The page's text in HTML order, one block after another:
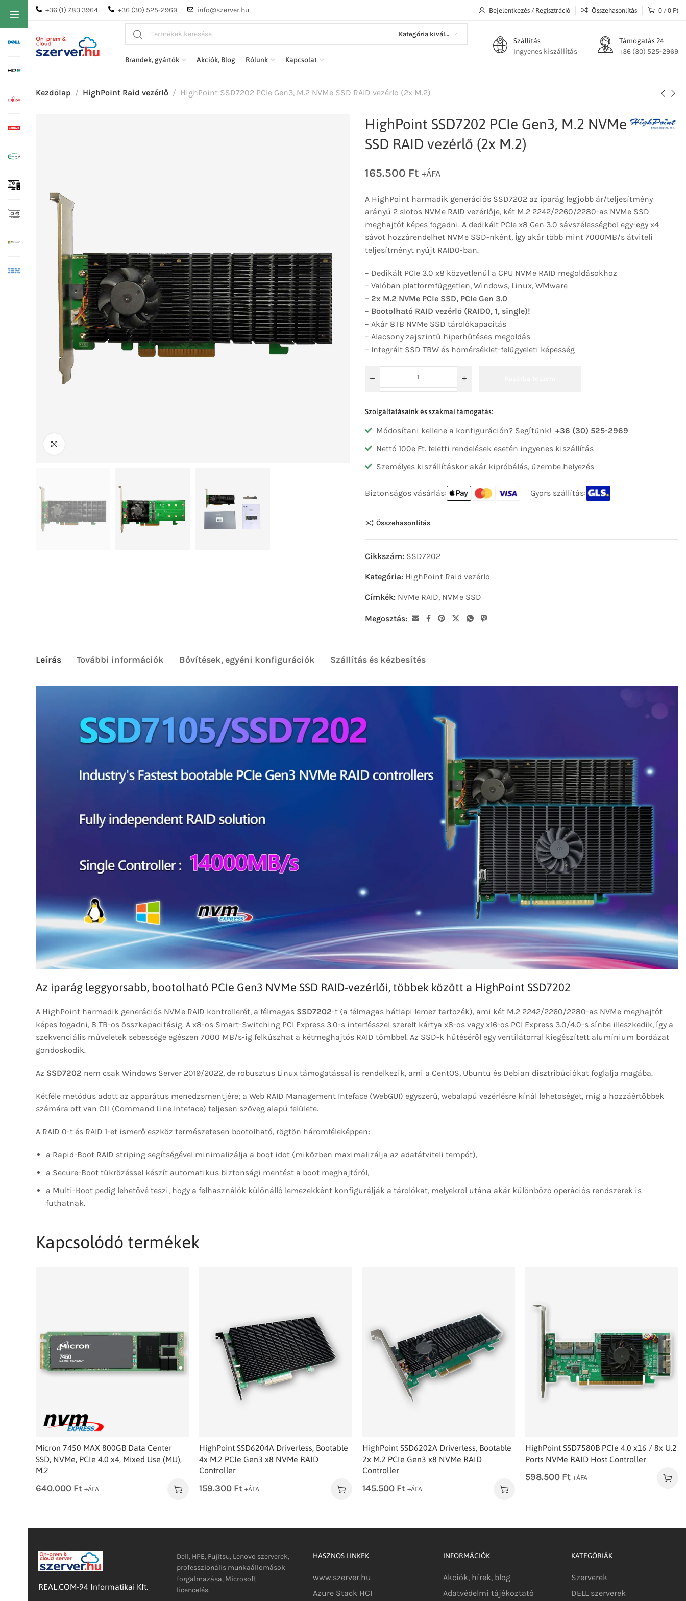
+36 (1) 783 3964 +36 (30) 525-2969 info@szerver.hu Bejelentkezés / Regisztráció Összehasonlítás 0 / 0 Ft
Kategória kiválasztása
Brandek, gyártók Akciók, Blog Rólunk Kapcsolat
Szállítás
Ingyenes kiszállítás
Támogatás 24
+36 (30) 525-2969
Kezdőlap HighPoint Raid vezérlő HighPoint SSD7202 PCIe Gen3, M.2 NVMe SSD RAID vezérlő (2x M.2)
HighPoint SSD7202 PCIe Gen3, M.2 NVMe
SSD RAID vezérlő (2x M.2)
165.500 Ft +ÁFA
A HighPoint harmadik generációs SSD7202 az iparág legjobb ár/teljesítmény
arányú 2 slotos NVMe RAID vezérlője, két M.2 2242/2260/2280-as NVMe SSD
meghajtót képes fogadni. A dedikált PCIe x8 Gen 3.0 sávszélességből egy-egy x4
sávot hozzárendelhet NVMe SSD-nként, Így akár több mint 7000MB/s átviteli
teljesítményt nyújt RAID0-ban.
– Dedikált PCIe 3.0 x8 közvetlenül a CPU NVMe RAID megoldásokhoz
– Valóban platformfüggetlen, Windows, Linux, WMware
– 2x M.2 NVMe PCIe SSD, PCIe Gen 3.0
– Bootolható RAID vezérlő (RAID0, 1, single)!
– Akár 8TB NVMe SSD tárolókapacitás
– Alacsony zajszintű hiperhűtéses megoldás
– Integrált SSD TBW és hőmérséklet-felügyeleti képesség
Szolgáltatásaink és szakmai támogatás:
Módosítani kellene a konfiguráción? Segítünk! +36 (30) 525-2969
Nettó 100e Ft. feletti rendelések esetén ingyenes kiszállítás
Személyes kiszállításkor akár kipróbálás, üzembe helyezés
Biztonságos vásárlás: Gyors szállítás:
Összehasonlítás
Cikkszám: SSD7202
Kategória: HighPoint Raid vezérlő
Címkék: NVMe RAID, NVMe SSD
Megosztás:
Leírás További információk Bővítések, egyéni konfigurációk Szállítás és kézbesítés
Az iparág leggyorsabb, bootolható PCIe Gen3 NVMe SSD RAID-vezérlői, többek között a HighPoint SSD7202
A HighPoint harmadik generációs NVMe RAID kontrollerét, a félmagas SSD7202-t (a félmagas hátlapi lemez tartozék), ami két M.2 2242/2260/2280-as NVMe meghajtót
képes fogadni, 8 TB-os összkapacitásig. A x8-os Smart-Switching PCI Express 3.0-s interfésszel szerelt kártya x8-os vagy x16-os PCI Express 3.0/4.0-s sínbe illeszkedik, így a
szekvenciális műveletek sebessége egészen 7000 MB/s-ig felkúszhat a kétmeghajtós RAID tömbbel. Az SSD-k hűtéséről egy ventilátorral kiegészített alumínium bordázat
gondoskodik.
Az SSD7202 nem csak Windows Server 2019/2022, de robusztus Linux támogatással is rendelkezik, ami a CentOS, Ubuntu és Debian disztribúciókat foglalja magába.
Kétféle metódus adott az apparátus menedzsmentjére; a Web RAID Management Inteface (WebGUI) egyszerű, webalapú vezérlésre kínál lehetőséget, míg a hozzáértőbbek
számára ott van CLI (Command Line Inteface) teljesen szöveg alapú felülete.
A RAID 0-t és RAID 1-et ismerő eszköz természetesen bootolható, rögtön háromféleképpen:
a Rapid-Boot RAID striping segítségével minimalizálja a boot időt (miközben maximalizálja az adatátviteli tempót),
a Secure-Boot tükrözéssel készít automatikus biztonsági mentést a boot meghajtóról,
a Multi-Boot pedig lehetővé teszi, hogy a felhasználók különálló lemezekként konfigurálják a tárolókat, melyekről utána akár különböző operációs rendszerek is
futhatnak.
Kapcsolódó termékek
Micron 7450 MAX 800GB Data Center
SSD, NVMe, PCIe 4.0 x4, Mixed Use (MU),
M.2
640.000 Ft +ÁFA
HighPoint SSD6204A Driverless, Bootable
4x M.2 PCIe Gen3 x8 NVMe RAID
Controller
159.300 Ft +ÁFA
HighPoint SSD6202A Driverless, Bootable
2x M.2 PCIe Gen3 x8 NVMe RAID
Controller
145.500 Ft +ÁFA
HighPoint SSD7580B PCIe 4.0 x16 / 8x U.2
Ports NVMe RAID Host Controller
598.500 Ft +ÁFA
REAL.COM-94 Informatikai Kft.
Dell, HPE, Fujitsu, Lenovo szerverek,
professzionális munkaállomások
forgalmazása, Microsoft
licencelés.
HASZNOS LINKEK
www.szerver.hu
Azure Stack HCI
INFORMÁCIÓK
Akciók, hírek, blog
Adatvédelmi tájékoztató
KATEGÓRIÁK
Szerverek
DELL szerverek